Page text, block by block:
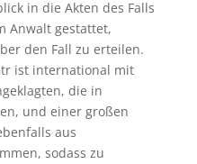
in die Akten des Falls
Anwalt gestattet,
den Fall zu erteilen.
ist international mit
die in
und einer großen
aus
sodass zu